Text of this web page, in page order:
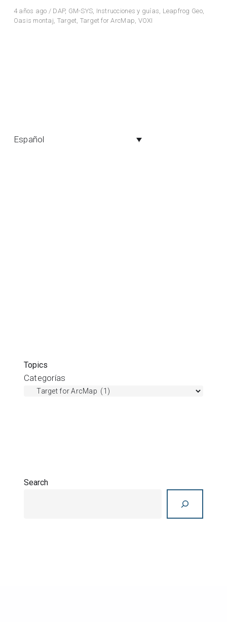
4 años ago / DAP, GM-SYS, Instrucciones y guías, Leapfrog Geo,
Oasis montaj, Target, Target for ArcMap, VOXI
Español
Topics
Categorías
Search